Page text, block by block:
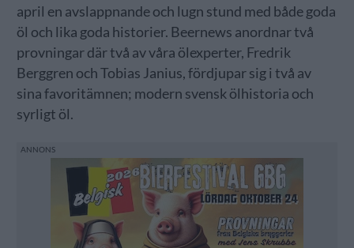
april en avslappnande och lugn stund med både goda
öl och lika goda historier. Beernews anordnar två
provningar där två av våra ölexperter, Fredrik
Berggren och Tobias Janius, fördjupar sig i två av
sina favoritämnen; modern svensk ölhistoria och
syrligt öl.